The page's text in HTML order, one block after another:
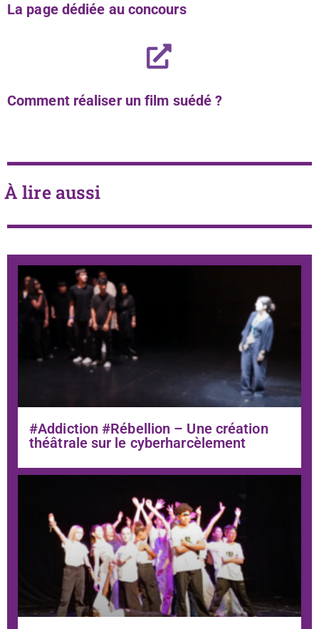
La page dédiée au concours
Comment réaliser un film suédé ?
À lire aussi
#Addiction #Rébellion – Une création
théâtrale sur le cyberharcèlement